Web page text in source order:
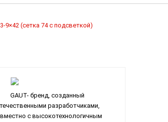
9×42 (сетка 74 с подсветкой)
GAUT- бренд, созданный
разработчиками,
с высокотехнологичным